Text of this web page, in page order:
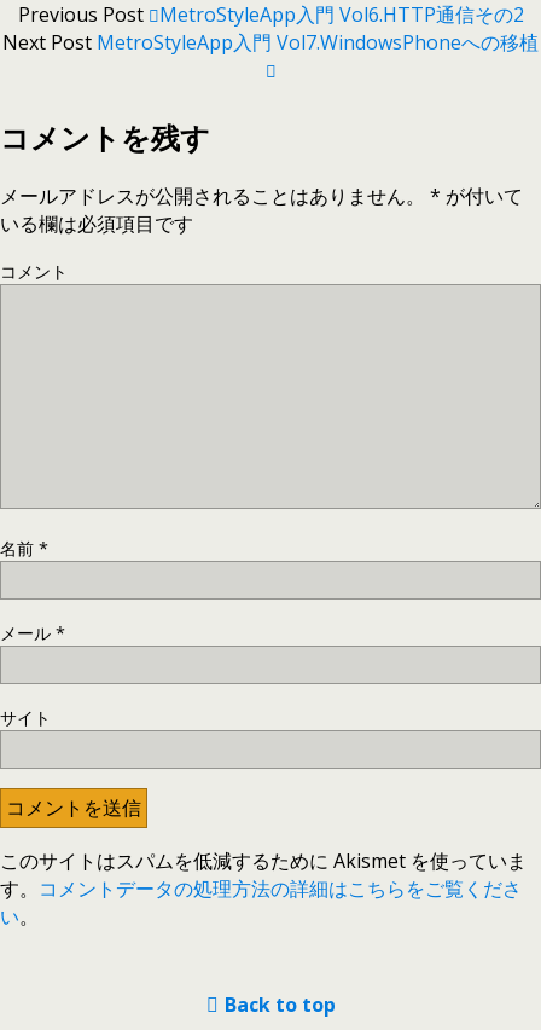
Previous Post
MetroStyleApp入門 Vol6.HTTP通信その2
Next Post MetroStyleApp入門 Vol7.WindowsPhoneへの移植
コメントを残す
メールアドレスが公開されることはありません。 * が付いて
いる欄は必須項目です
コメント
名前 *
メール *
サイト
このサイトはスパムを低減するために Akismet を使っていま
す。 コメントデータの処理方法の詳細はこちらをご覧くださ
い。
Back to top